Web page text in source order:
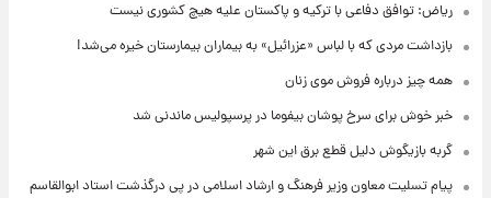
ریاض: توافق دفاعی با ترکیه و پاکستان علیه هیچ کشوری نیست
بازداشت مردی که با لباس «عزرائیل» به بیماران بیمارستان خیره می‌شد!
همه چیز درباره فروش موی زنان
خبر خوش برای سرخ پوشان بیفوما در پرسپولیس ماندنی شد
گربه بازیگوش دلیل قطع برق این شهر
پیام تسلیت معاون وزیر فرهنگ و ارشاد اسلامی در پی درگذشت استاد ابوالقاسم